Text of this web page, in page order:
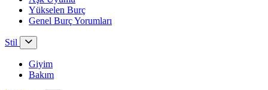
Yükselen Burç
Genel Burç Yorumları
Stil
Giyim
Bakım